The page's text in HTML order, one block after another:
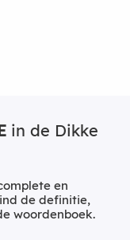
in de Dikke
en
de definitie,
woordenboek.